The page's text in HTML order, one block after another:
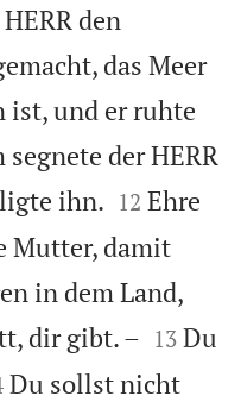
den
das Meer
ist, und er ruhte
der HERR
ihn. 

12 Ehre
Mutter, damit
in dem Land,
dir gibt. – 

13 Du
Du sollst nicht